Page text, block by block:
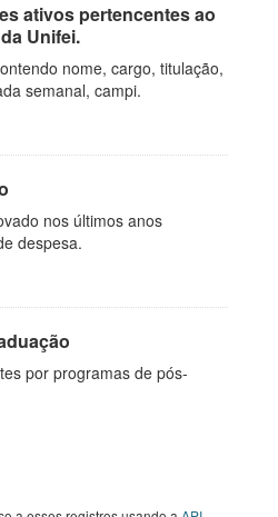
ativos pertencentes ao
Unifei.
nome, cargo, titulação,
semanal, campi.
nos últimos anos
despesa.
por programas de pós-